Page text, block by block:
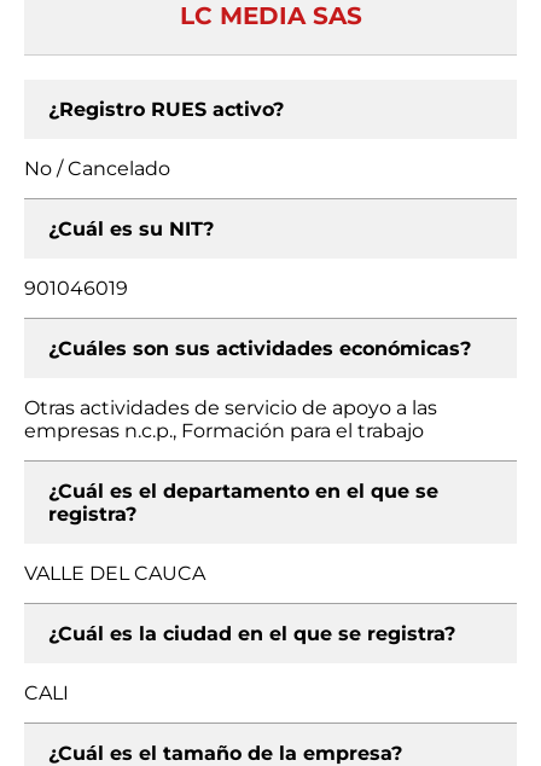
LC MEDIA SAS
¿Registro RUES activo?
No / Cancelado
¿Cuál es su NIT?
901046019
¿Cuáles son sus actividades económicas?
Otras actividades de servicio de apoyo a las
empresas n.c.p., Formación para el trabajo
¿Cuál es el departamento en el que se
registra?
VALLE DEL CAUCA
¿Cuál es la ciudad en el que se registra?
CALI
¿Cuál es el tamaño de la empresa?